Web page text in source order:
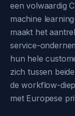
een volwaardig
machine
maakt het
service-
hun hele
zich tussen
de workflow-
met Europese